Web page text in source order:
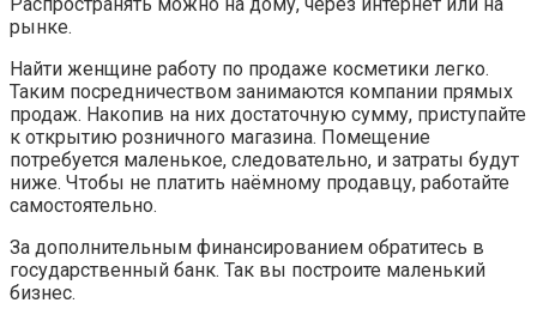
рынке.
Найти женщине работу по продаже косметики легко.
Таким посредничеством занимаются компании прямых
продаж. Накопив на них достаточную сумму, приступайте
к открытию розничного магазина. Помещение
потребуется маленькое, следовательно, и затраты будут
ниже. Чтобы не платить наёмному продавцу, работайте
самостоятельно.
За дополнительным финансированием обратитесь в
государственный банк. Так вы построите маленький
бизнес.